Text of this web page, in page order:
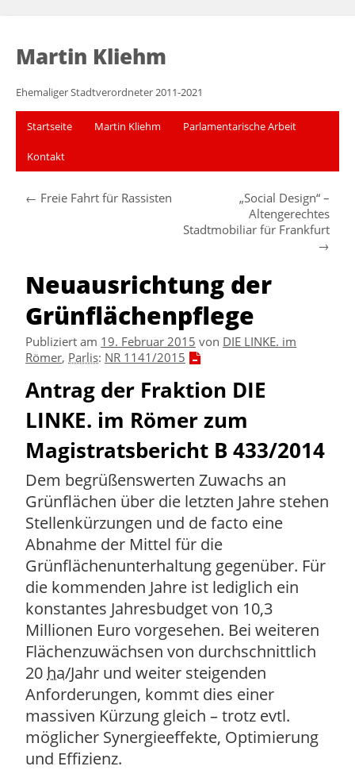
Martin Kliehm
Ehemaliger Stadtverordneter 2011-2021
Startseite Martin Kliehm Parlamentarische Arbeit
Kontakt
← Freie Fahrt für Rassisten
„Social Design“ –
Altengerechtes
Stadtmobiliar für Frankfurt
→
Neuausrichtung der
Grünflächenpflege
Publiziert am 19. Februar 2015 von DIE LINKE. im
Römer, Parlis: NR 1141/2015
Antrag der Fraktion DIE
LINKE. im Römer zum
Magistratsbericht B 433/2014
Dem begrüßenswerten Zuwachs an
Grünflächen über die letzten Jahre stehen
Stellenkürzungen und de facto eine
Abnahme der Mittel für die
Grünflächenunterhaltung gegenüber. Für
die kommenden Jahre ist lediglich ein
konstantes Jahresbudget von 10,3
Millionen Euro vorgesehen. Bei weiteren
Flächenzuwächsen von durchschnittlich
20 ha/Jahr und weiter steigenden
Anforderungen, kommt dies einer
massiven Kürzung gleich – trotz evtl.
möglicher Synergieeffekte, Optimierung
und Effizienz.